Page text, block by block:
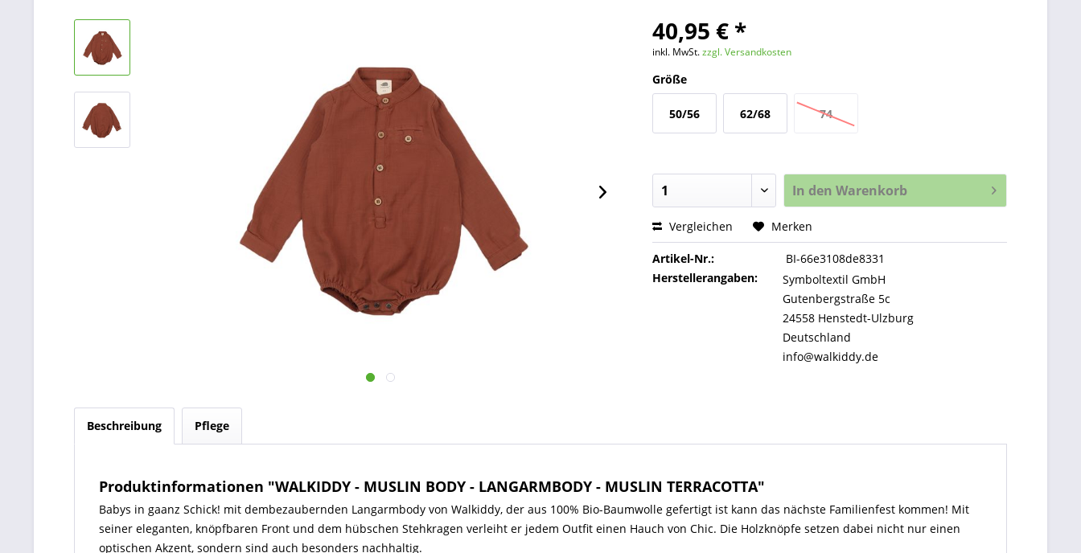
40,95 € *
inkl. MwSt.zzgl. Versandkosten
Größe
50/56 62/68 74
In den Warenkorb
Vergleichen Merken
Artikel-Nr.:
BI-66e3108de8331
Herstellerangaben:
Symboltextil GmbH
Gutenbergstraße 5c
24558 Henstedt-Ulzburg
Deutschland
info@walkiddy.de
Beschreibung Pflege
Produktinformationen "WALKIDDY - MUSLIN BODY - LANGARMBODY - MUSLIN TERRACOTTA"
Babys in gaanz Schick! mit dembezaubernden Langarmbody von Walkiddy, der aus 100% Bio-Baumwolle gefertigt ist kann das nächste Familienfest kommen! Mit
seiner eleganten, knöpfbaren Front und dem hübschen Stehkragen verleiht er jedem Outfit einen Hauch von Chic. Die Holzknöpfe setzen dabei nicht nur einen
optischen Akzent, sondern sind auch besonders nachhaltig.